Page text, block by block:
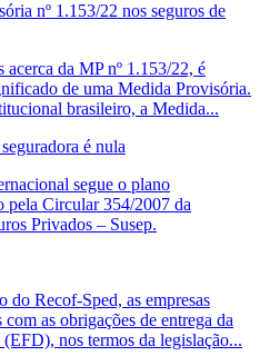
nº 1.153/22 nos seguros de
acerca da MP nº 1.153/22, é
de uma Medida Provisória.
brasileiro, a Medida...
é nula
segue o plano
pela Circular 354/2007 da
Privados – Susep.
do Recof-Sped, as empresas
as obrigações de entrega da
nos termos da legislação...